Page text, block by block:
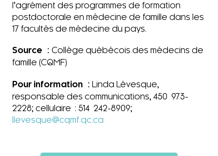
l’agrément des programmes de formation
postdoctorale en médecine de famille dans les
17 facultés de médecine du pays.
Source : Collège québécois des médecins de
famille (CQMF)
Pour information : Linda Lévesque,
responsable des communications, 450 973-
2228; cellulaire : 514 242-8909;
llevesque@cqmf.qc.ca